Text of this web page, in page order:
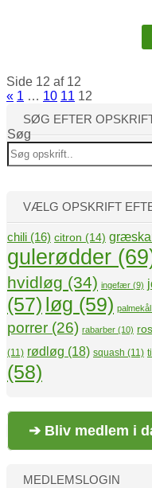
Side 12 af 12
« 1 … 10 11 12
SØG EFTER
Søg
VÆLG OPSKRIFT
chili (16) citron (14)
gulerødder
hvidløg (34) ingefær (9)
(57) løg (59) palmekål
porrer (26) rabarber (10)
(11) rødløg (18) squash (11)
(58)
➔ Bliv medlem i
MEDLEMSLOGIN